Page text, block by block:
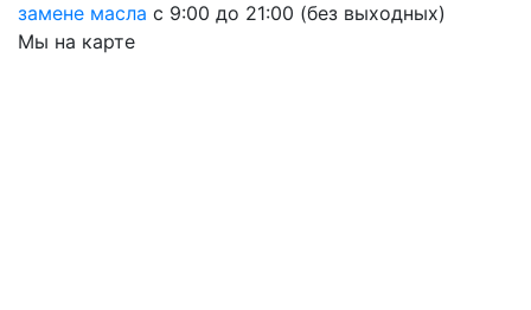
замене масла с 9:00 до 21:00 (без выходных)
Мы на карте